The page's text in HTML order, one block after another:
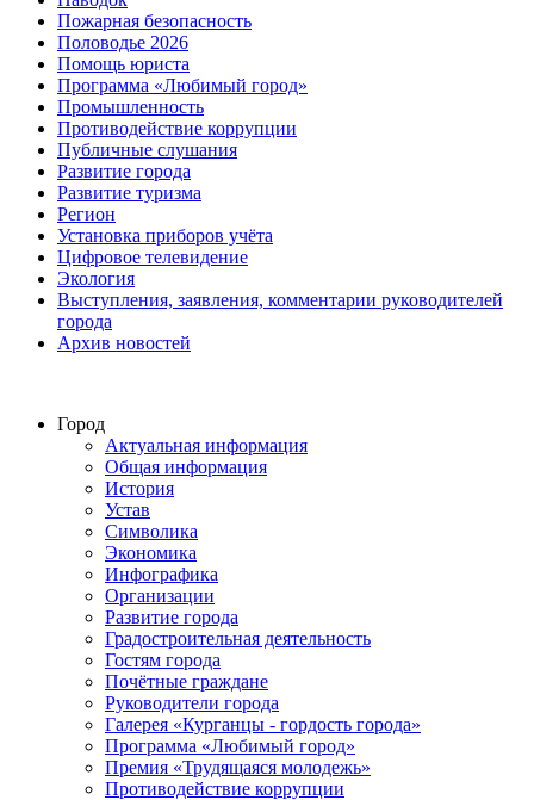
Пожарная безопасность
Половодье 2026
Помощь юриста
Программа «Любимый город»
Промышленность
Противодействие коррупции
Публичные слушания
Развитие города
Развитие туризма
Регион
Установка приборов учёта
Цифровое телевидение
Экология
Выступления, заявления, комментарии руководителей
города
Архив новостей
Город
Актуальная информация
Общая информация
История
Устав
Символика
Экономика
Инфографика
Организации
Развитие города
Градостроительная деятельность
Гостям города
Почётные граждане
Руководители города
Галерея «Курганцы - гордость города»
Программа «Любимый город»
Премия «Трудящаяся молодежь»
Противодействие коррупции